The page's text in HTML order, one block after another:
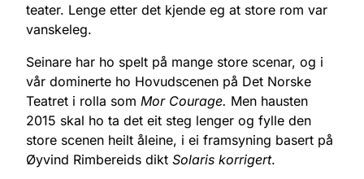
teater. Lenge etter det kjende eg at store rom var
vanskeleg.
Seinare har ho spelt på mange store scenar, og i
vår dominerte ho Hovudscenen på Det Norske
Teatret i rolla som Mor Courage. Men hausten
2015 skal ho ta det eit steg lenger og fylle den
store scenen heilt åleine, i ei framsyning basert på
Øyvind Rimbereids dikt Solaris korrigert.